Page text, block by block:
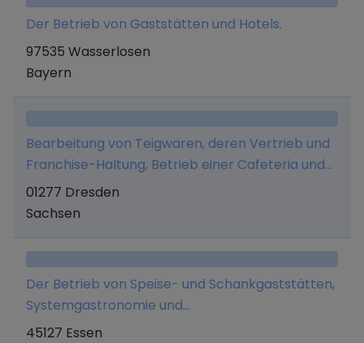
Hotelleriegewerbe tätig sind, - die Verwaltung,
Vermietung, Verpachtung vom Gastronomie-
und Hotelleriegewerbe, - die Verwaltung
eigenen Vermögens, - der Groß- und
Einzelhandel mit Getränken und sonstigen
zum Ausschank oder Verkauf gelangen, - die
Herstellung und der Vertrieb von Speiseeisen im
Maschinen und sonstigen Gegenständen, die der
Herstellung und dem Vertrieb vom Speiseeisen
dienen, - die Veranstaltung von Schulungen
sowie die Erbringung von Beratungsleistungen
für die Herstellung und den Vertrieb von
Speiseeisen.
Der Betrieb von Gaststätten und Hotels.
97535 Wasserlosen
Bayern
Bearbeitung von Teigwaren, deren Vertrieb und
Franchise-Haltung, Betrieb einer Cafeteria und
Konditorei sowie deren Vermietung und
Instandhaltung und diesbezügliche
Rechts- und Steuerberatung).
01277 Dresden
Sachsen
Der Betrieb von Speise- und Schankgaststätten,
Systemgastronomie und
Gastronomiedienstleistungen.
45127 Essen